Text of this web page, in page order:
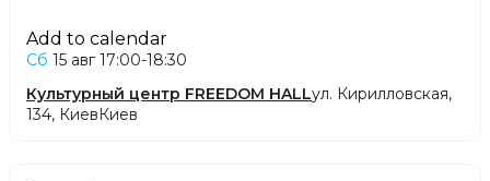
Add to calendar
Сб 15 авг 17:00-18:30
Культурный центр FREEDOM HALLул. Кирилловская,
134, КиевКиев